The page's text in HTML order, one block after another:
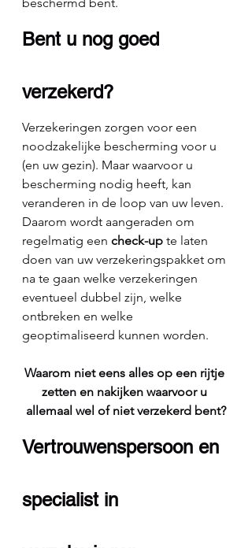
Bent u nog goed
verzekerd?
Verzekeringen zorgen voor een
noodzakelijke bescherming voor u
(en uw gezin). Maar waarvoor u
bescherming nodig heeft, kan
veranderen in de loop van uw leven.
Daarom wordt aangeraden om
regelmatig een check-up te laten
doen van uw verzekeringspakket om
na te gaan welke verzekeringen
eventueel dubbel zijn, welke
ontbreken en welke
geoptimaliseerd kunnen worden.
Waarom niet eens alles op een rijtje
zetten en nakijken waarvoor u
allemaal wel of niet verzekerd bent?
Vertrouwenspersoon en
specialist in